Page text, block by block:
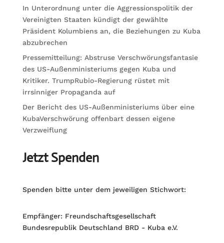
In Unterordnung unter die Aggressionspolitik der
Vereinigten Staaten kündigt der gewählte
Präsident Kolumbiens an, die Beziehungen zu Kuba
abzubrechen
Pressemitteilung: Abstruse Verschwörungsfantasie
des US-Außenministeriums gegen Kuba und
Kritiker. TrumpRubio-Regierung rüstet mit
irrsinniger Propaganda auf
Der Bericht des US-Außenministeriums über eine
KubaVerschwörung offenbart dessen eigene
Verzweiflung
Jetzt Spenden
Spenden bitte unter dem jeweiligen Stichwort:
Empfänger: Freundschaftsgesellschaft
Bundesrepublik Deutschland BRD - Kuba e.V.